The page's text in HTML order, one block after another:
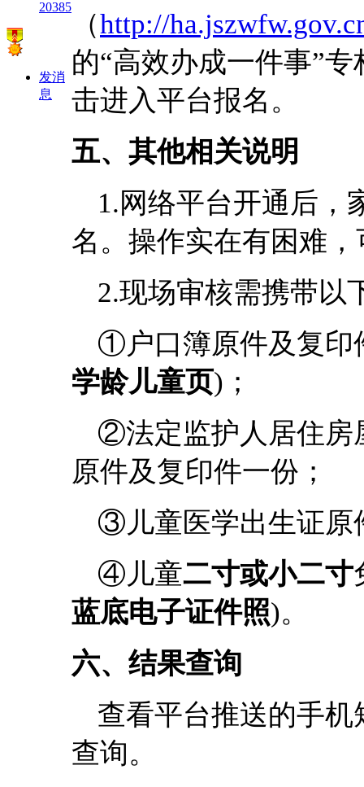
20385
发消
息
（http://
的“高效办成一件事”
击进入平台报名。
五、其他相关说明
1.网络平台开通后，
名。操作实在有困难
2.现场审核需携带以
①户口簿原件及复印
学龄儿童页)；
②法定监护人居住房
原件及复印件一份；
③儿童医学出生证原
④儿童二寸或小二寸
蓝底电子证件照)。
六、结果查询
查看平台推送的手
查询。